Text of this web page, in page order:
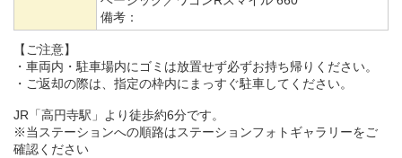
備考：
【ご注意】
・車両内・駐車場内にゴミは放置せず必ずお持ち帰りください。
・ご返却の際は、指定の枠内にまっすぐ駐車してください。
JR「高円寺駅」より徒歩約6分です。
※当ステーションへの順路はステーションフォトギャラリーをご
確認ください